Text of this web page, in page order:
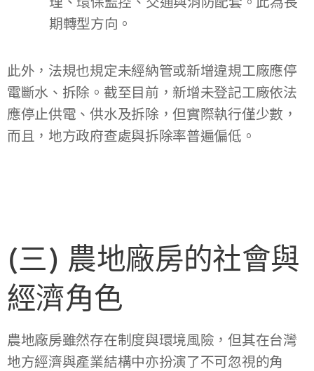
期轉型方向。
此外，法規也規定未經納管或新增違規工廠應停
電斷水、拆除。截至目前，新增未登記工廠依法
應停止供電、供水及拆除，但實際執行僅少數，
而且，地方政府查處與拆除率普遍偏低。
(三) 農地廠房的社會與
經濟角色
農地廠房雖然存在制度與環境風險，但其在台灣
地方經濟與產業結構中亦扮演了不可忽視的角